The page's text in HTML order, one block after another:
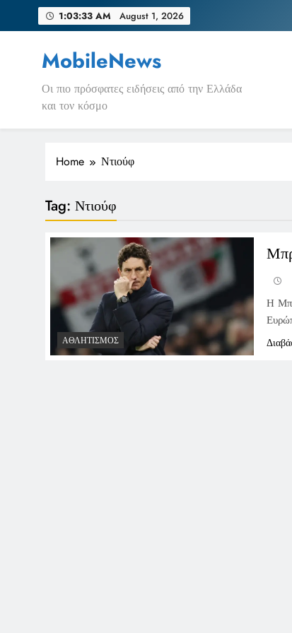
1:03:33 AM August 1, 2026
MobileNews
Οι πιο πρόσφατες ειδήσεις από την Ελλάδα
και τον κόσμο
Home Ντιούφ
Tag: Ντιούφ
ΑΘΛΗΤΙΣΜΌΣ
Η